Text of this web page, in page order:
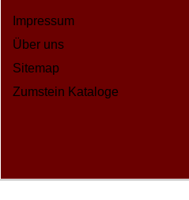
Impressum
Über uns
Sitemap
Zumstein Kataloge